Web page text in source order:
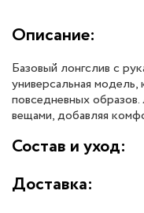
Описание:
Базовый лонгслив с
универсальная
повседневных
вещами, добавляя
Состав и уход:
Доставка: